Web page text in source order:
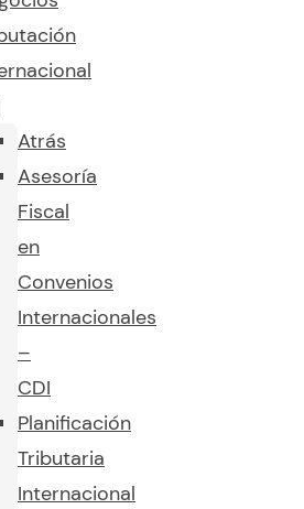
Atrás
Asesoría
Fiscal
en
Convenios
Internacionales
–
CDI
Planificación
Tributaria
Internacional